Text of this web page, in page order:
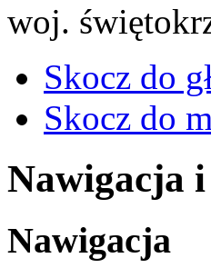
woj.
Skocz do
Skocz do
Nawigacja
Nawigacja